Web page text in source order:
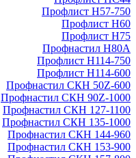
Профлист Н57-750
Профлист Н60
Профлист Н75
Профнастил Н80А
Профлист Н114-750
Профлист Н114-600
Профнастил СКН 50Z-600
Профнастил СКН 90Z-1000
Профнастил СКН 127-1100
Профнастил СКН 135-1000
Профнастил СКН 144-960
Профнастил СКН 153-900